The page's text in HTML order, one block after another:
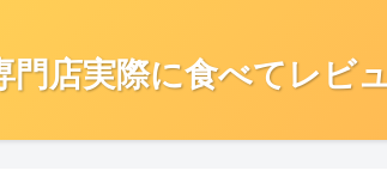
門店実際に食べてレビ